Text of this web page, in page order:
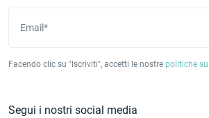
Email*
Facendo clic su "Iscriviti", accetti le nostre politiche
Segui i nostri social media